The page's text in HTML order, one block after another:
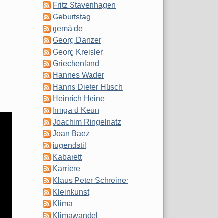
Fritz Stavenhagen
Geburtstag
gemälde
Georg Danzer
Georg Kreisler
Griechenland
Hannes Wader
Hanns Dieter Hüsch
Heinrich Heine
Irmgard Keun
Joachim Ringelnatz
Joan Baez
jugendstil
Kabarett
Karriere
Klaus Peter Schreiner
Kleinkunst
Klima
Klimawandel